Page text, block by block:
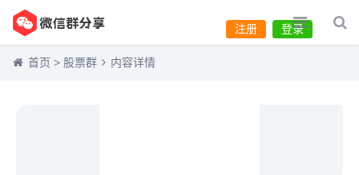
登录
注册
首页 > 股票群 内容详情